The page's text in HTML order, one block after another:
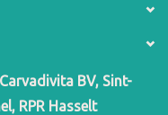
BV, Sint-
RPR Hasselt